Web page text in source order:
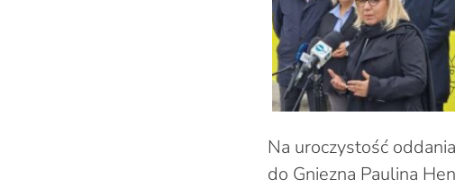
Na uroczystość
do Gniezna Paulina